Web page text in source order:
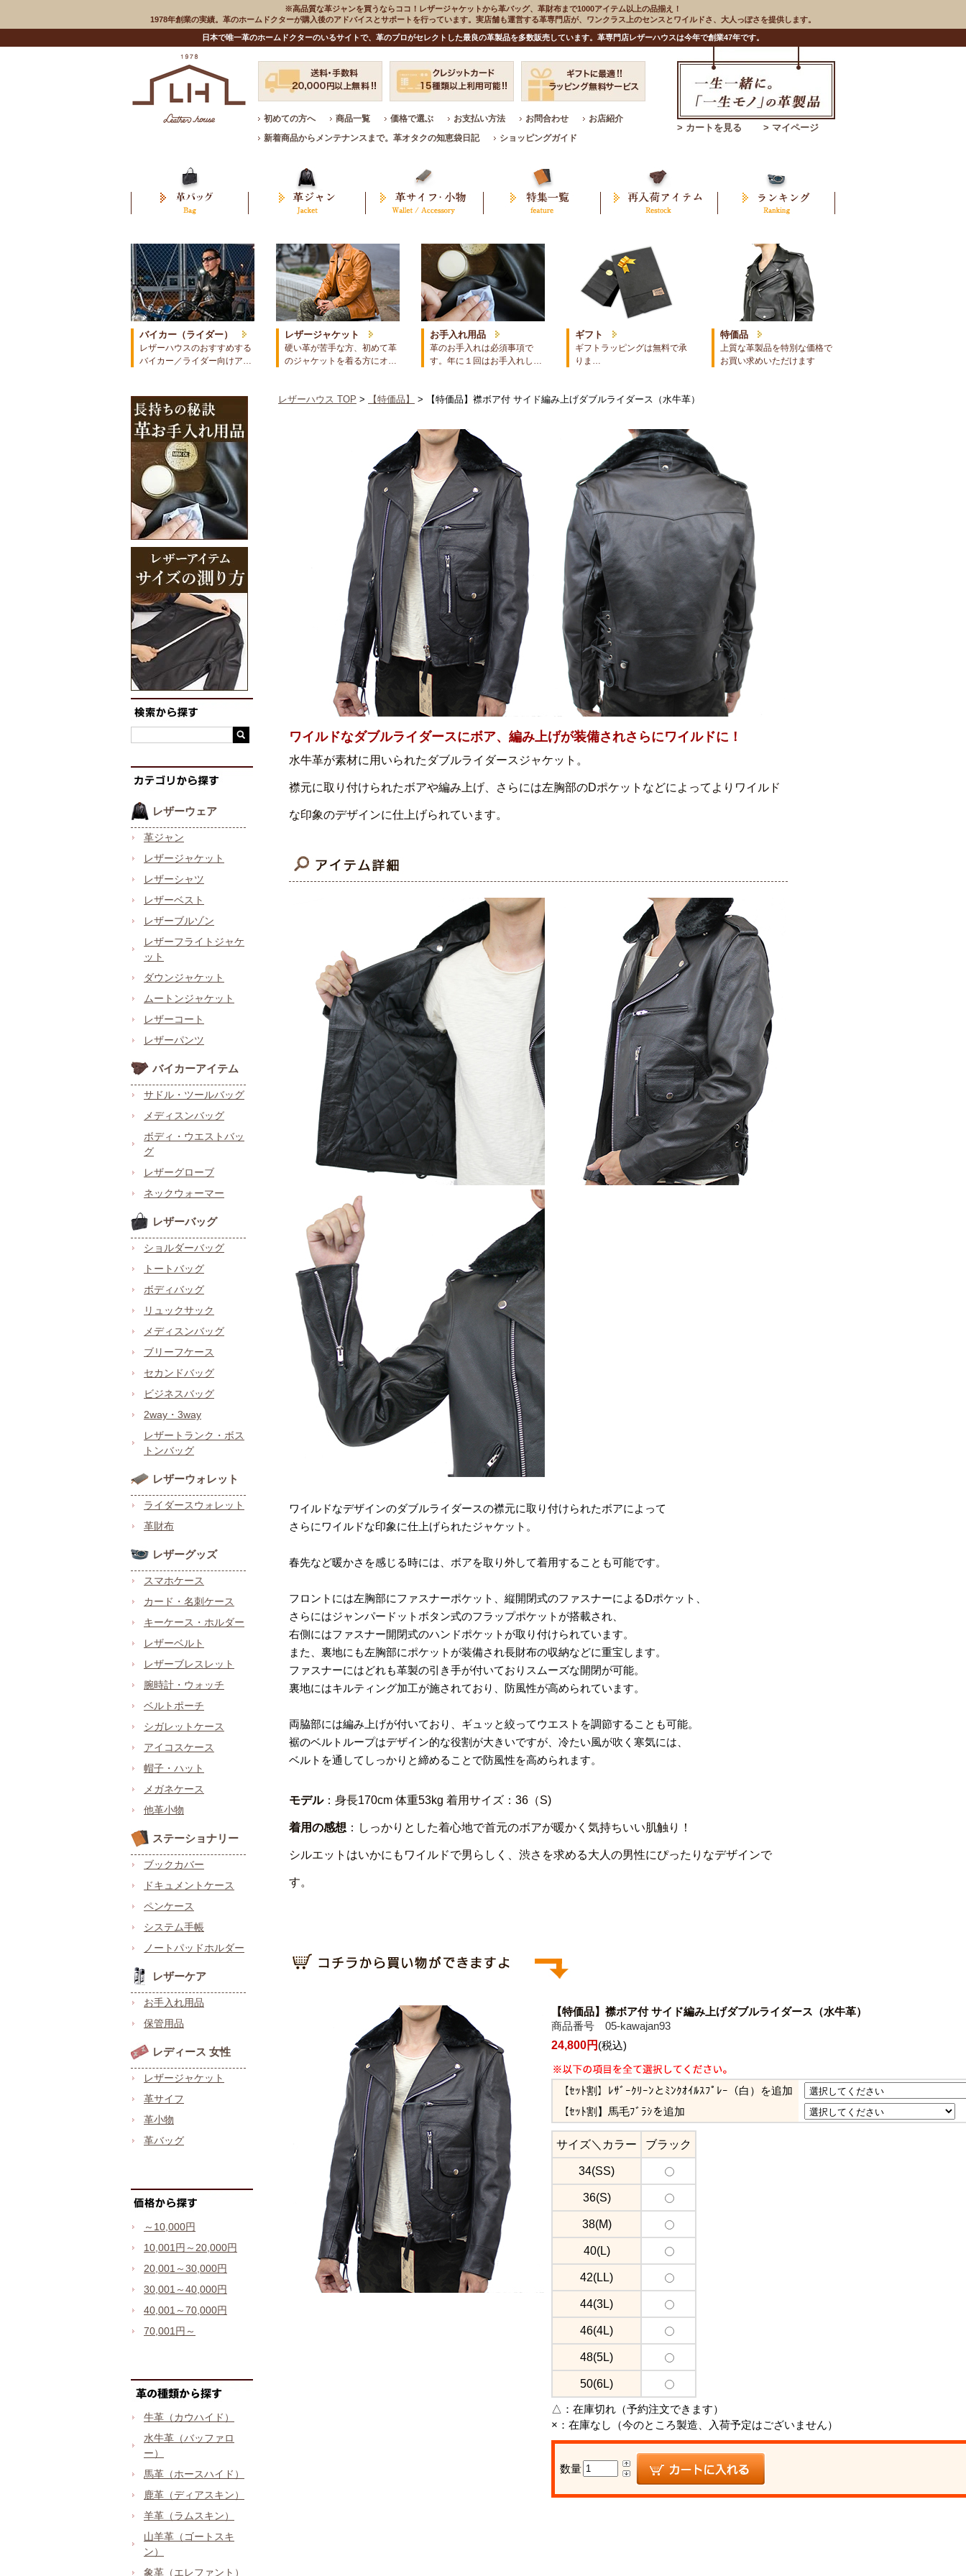
※高品質な革ジャンを買うならココ！レザージャケットから革バッグ、革財布まで1000アイテム以上の品揃え！
1978年創業の実績。革のホームドクターが購入後のアドバイスとサポートを行っています。実店舗も運営する革専門店が、ワンクラス上のセンスとワイルドさ、大人っぽさを提供します。
日本で唯一革のホームドクターのいるサイトで、革のプロがセレクトした最良の革製品を多数販売しています。革専門店レザーハウスは今年で創業47年です。
初めての方へ 商品一覧 価格で選ぶ お支払い方法 お問合わせ
お店紹介
新着商品からメンテナンスまで。革オタクの知恵袋日記
ショッピングガイド
> カートを見る > マイページ
バイカー（ライダー）
レザーハウスのおすすめする
バイカー／ライダー向けア…
レザージャケット
硬い革が苦手な方、初めて革
のジャケットを着る方にオ…
お手入れ用品
革のお手入れは必須事項で
す。年に１回はお手入れし…
ギフト
ギフトラッピングは無料で承
りま…
特価品
上質な革製品を特別な価格で
お買い求めいただけます
レザーウェア
革ジャン
レザージャケット
レザーシャツ
レザーベスト
レザーブルゾン
レザーフライトジャケ
ット
ダウンジャケット
ムートンジャケット
レザーコート
レザーパンツ
バイカーアイテム
サドル・ツールバッグ
メディスンバッグ
ボディ・ウエストバッ
グ
レザーグローブ
ネックウォーマー
レザーバッグ
ショルダーバッグ
トートバッグ
ボディバッグ
リュックサック
メディスンバッグ
ブリーフケース
セカンドバッグ
ビジネスバッグ
2way・3way
レザートランク・ボス
トンバッグ
レザーウォレット
ライダースウォレット
革財布
レザーグッズ
スマホケース
カード・名刺ケース
キーケース・ホルダー
レザーベルト
レザーブレスレット
腕時計・ウォッチ
ベルトポーチ
シガレットケース
アイコスケース
帽子・ハット
メガネケース
他革小物
ステーショナリー
ブックカバー
ドキュメントケース
ペンケース
システム手帳
ノートパッドホルダー
レザーケア
お手入れ用品
保管用品
レディース 女性
レザージャケット
革サイフ
革小物
革バッグ
～10,000円
10,001円～20,000円
20,001～30,000円
30,001～40,000円
40,001～70,000円
70,001円～
牛革（カウハイド）
水牛革（バッファロ
ー）
馬革（ホースハイド）
鹿革（ディアスキン）
羊革（ラムスキン）
山羊革（ゴートスキ
ン）
象革（エレファント）
レザーハウス TOP > 【特価品】 > 【特価品】襟ボア付 サイド編み上げダブルライダース（水牛革）
ワイルドなダブルライダースにボア、編み上げが装備されさらにワイルドに！
水牛革が素材に用いられたダブルライダースジャケット。
襟元に取り付けられたボアや編み上げ、さらには左胸部のDポケットなどによってよりワイルド
な印象のデザインに仕上げられています。
ワイルドなデザインのダブルライダースの襟元に取り付けられたボアによって
さらにワイルドな印象に仕上げられたジャケット。
春先など暖かさを感じる時には、ボアを取り外して着用することも可能です。
フロントには左胸部にファスナーポケット、縦開閉式のファスナーによるDポケット、
さらにはジャンパードットボタン式のフラップポケットが搭載され、
右側にはファスナー開閉式のハンドポケットが取り付けられています。
また、裏地にも左胸部にポケットが装備され長財布の収納などに重宝します。
ファスナーにはどれも革製の引き手が付いておりスムーズな開閉が可能。
裏地にはキルティング加工が施されており、防風性が高められています。
両脇部には編み上げが付いており、ギュッと絞ってウエストを調節することも可能。
裾のベルトループはデザイン的な役割が大きいですが、冷たい風が吹く寒気には、
ベルトを通してしっかりと締めることで防風性を高められます。
モデル：身長170cm 体重53kg 着用サイズ：36（S)
着用の感想 ：しっかりとした着心地で首元のボアが暖かく気持ちいい肌触り！
シルエットはいかにもワイルドで男らしく、渋さを求める大人の男性にぴったりなデザインで
す。
【特価品】襟ボア付 サイド編み上げダブルライダース（水牛革）
商品番号 05-kawajan93
24,800円 (税込)
【ｾｯﾄ割】ﾚｻﾞｰｸﾘｰﾝとﾐﾝｸｵｲﾙｽﾌﾟﾚｰ（白）を追加
【ｾｯﾄ割】馬毛ﾌﾞﾗｼを追加
サイズ＼カラー ブラック
34(SS)
36(S)
38(M)
40(L)
42(LL)
44(3L)
46(4L)
48(5L)
50(6L)
△： 在庫切れ（予約注文できます）
×： 在庫なし（今のところ製造、入荷予定はございません）
数量